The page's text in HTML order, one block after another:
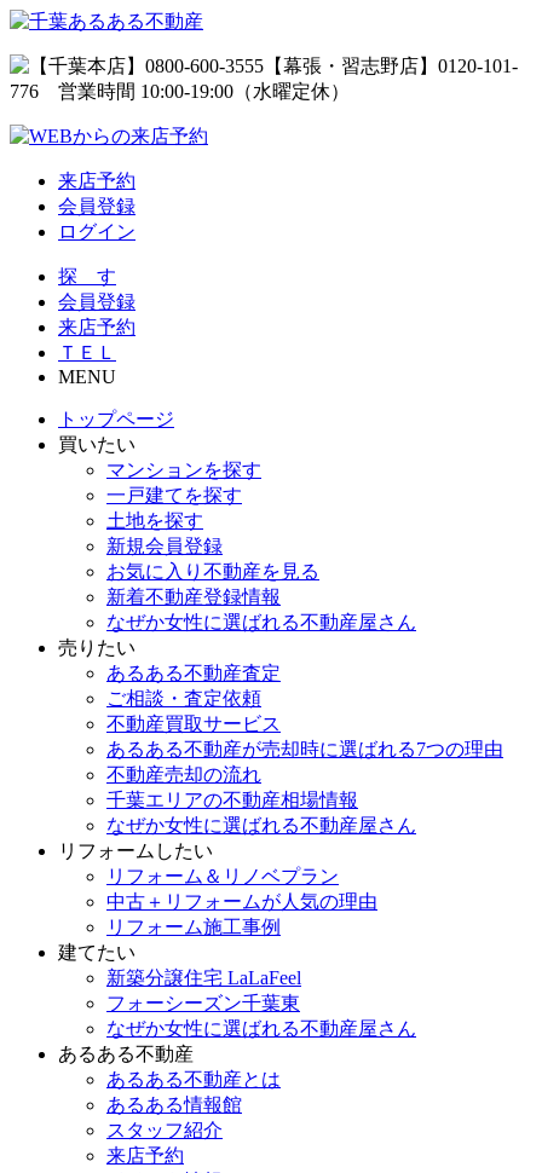
来店予約
会員登録
ログイン
探 す
会員登録
来店予約
ＴＥＬ
MENU
トップページ
買いたい
マンションを探す
一戸建てを探す
土地を探す
新規会員登録
お気に入り不動産を見る
新着不動産登録情報
なぜか女性に選ばれる不動産屋さん
売りたい
あるある不動産査定
ご相談・査定依頼
不動産買取サービス
あるある不動産が売却時に選ばれる7つの理由
不動産売却の流れ
千葉エリアの不動産相場情報
なぜか女性に選ばれる不動産屋さん
リフォームしたい
リフォーム＆リノベプラン
中古＋リフォームが人気の理由
リフォーム施工事例
建てたい
新築分譲住宅 LaLaFeel
フォーシーズン千葉東
なぜか女性に選ばれる不動産屋さん
あるある不動産
あるある不動産とは
あるある情報館
スタッフ紹介
来店予約